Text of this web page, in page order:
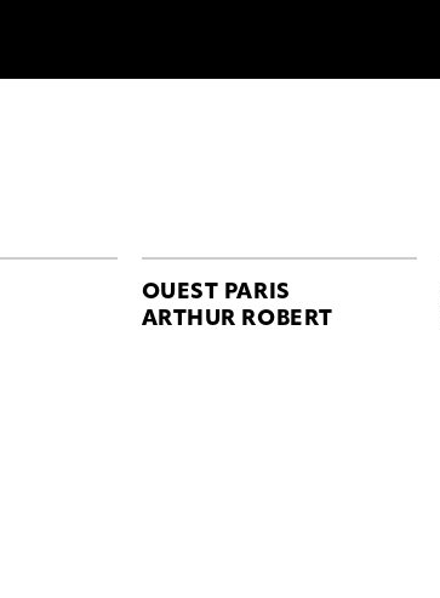
OUEST PARIS
ARTHUR ROBERT